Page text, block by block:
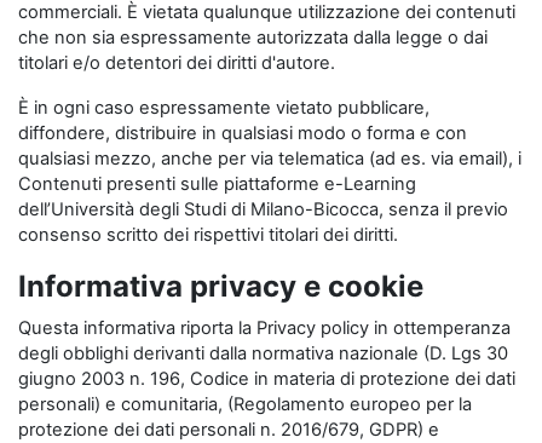
commerciali. È vietata qualunque utilizzazione dei contenuti
che non sia espressamente autorizzata dalla legge o dai
titolari e/o detentori dei diritti d'autore.
È in ogni caso espressamente vietato pubblicare,
diffondere, distribuire in qualsiasi modo o forma e con
qualsiasi mezzo, anche per via telematica (ad es. via email), i
Contenuti presenti sulle piattaforme e-Learning
dell’Università degli Studi di Milano-Bicocca, senza il previo
consenso scritto dei rispettivi titolari dei diritti.
Informativa privacy e cookie
Questa informativa riporta la Privacy policy in ottemperanza
degli obblighi derivanti dalla normativa nazionale (D. Lgs 30
giugno 2003 n. 196, Codice in materia di protezione dei dati
personali) e comunitaria, (Regolamento europeo per la
protezione dei dati personali n. 2016/679, GDPR) e